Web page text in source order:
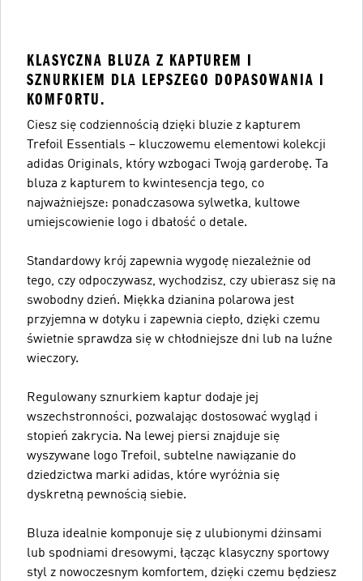
KLASYCZNA BLUZA Z KAPTUREM I
SZNURKIEM DLA LEPSZEGO DOPASOWANIA I
KOMFORTU.
Ciesz się codziennością dzięki bluzie z kapturem
Trefoil Essentials – kluczowemu elementowi kolekcji
adidas Originals, który wzbogaci Twoją garderobę. Ta
bluza z kapturem to kwintesencja tego, co
najważniejsze: ponadczasowa sylwetka, kultowe
umiejscowienie logo i dbałość o detale.
Standardowy krój zapewnia wygodę niezależnie od
tego, czy odpoczywasz, wychodzisz, czy ubierasz się na
swobodny dzień. Miękka dzianina polarowa jest
przyjemna w dotyku i zapewnia ciepło, dzięki czemu
świetnie sprawdza się w chłodniejsze dni lub na luźne
wieczory.
Regulowany sznurkiem kaptur dodaje jej
wszechstronności, pozwalając dostosować wygląd i
stopień zakrycia. Na lewej piersi znajduje się
wyszywane logo Trefoil, subtelne nawiązanie do
dziedzictwa marki adidas, które wyróżnia się
dyskretną pewnością siebie.
Bluza idealnie komponuje się z ulubionymi dżinsami
lub spodniami dresowymi, łącząc klasyczny sportowy
styl z nowoczesnym komfortem, dzięki czemu będziesz